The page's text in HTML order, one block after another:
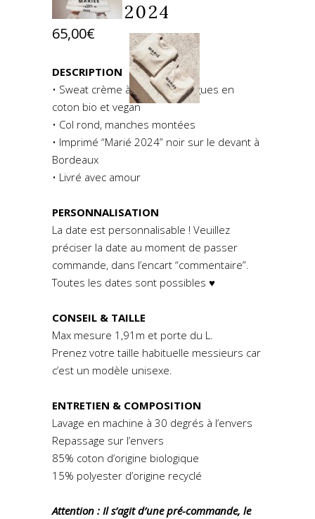
MARIÉ 2024
65,00€
DESCRIPTION
• Sweat crème à manches longues en
coton bio et vegan
• Col rond, manches montées
• Imprimé “Marié 2024” noir sur le devant à
Bordeaux
• Livré avec amour
PERSONNALISATION
La date est personnalisable ! Veuillez
préciser la date au moment de passer
commande, dans l’encart “commentaire”.
Toutes les dates sont possibles ♥
CONSEIL & TAILLE
Max mesure 1,91m et porte du L.
Prenez votre taille habituelle messieurs car
c’est un modèle unisexe.
ENTRETIEN & COMPOSITION
Lavage en machine à 30 degrés à l’envers
Repassage sur l’envers
85% coton d’origine biologique
15% polyester d’origine recyclé
Attention : Il s’agit d’une pré-commande, le